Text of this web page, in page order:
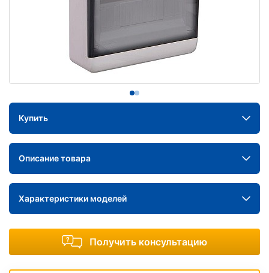
Купить
Описание товара
Характеристики моделей
Получить консультацию